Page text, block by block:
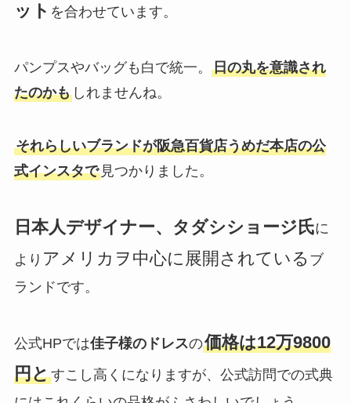
ット を合わせています。
パンプスやバッグも白で統一。 日の丸を意識され
たのかもしれませんね。
それらしいブランドが阪急百貨店うめだ本店の公
式インスタで見つかりました。
日本人デザイナー、タダシショージ氏に
より アメリカヲ中心に展開されている ブ
ランドです。
公式HPでは佳子様のドレスの価格は12万9800
円とすこし高くになりますが、公式訪問での式典